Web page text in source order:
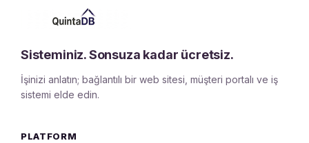
Sisteminiz. Sonsuza kadar ücretsiz.
İşinizi anlatın; bağlantılı bir web sitesi, müşteri portalı ve iş
sistemi elde edin.
PLATFORM